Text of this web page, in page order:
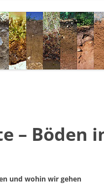
MOOR BEI STARNBERG
WEST-AFRIKA
HOHEN
DEPOT
BIO-
– Böden
und wohin wir gehen